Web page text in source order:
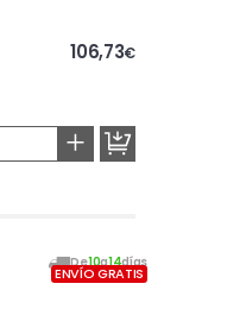
106,73€
+
De10a14días
ENVÍO GRATIS